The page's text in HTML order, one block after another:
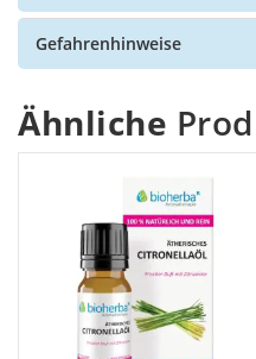
Gefahrenhinweise
Ähnliche